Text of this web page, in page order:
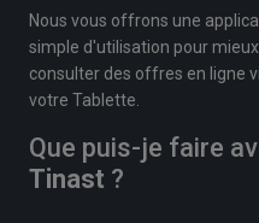
Nous vous offrons une
simple d'utilisation pour
consulter des offres en ligne
votre Tablette.
Que puis-je faire
Tinast ?